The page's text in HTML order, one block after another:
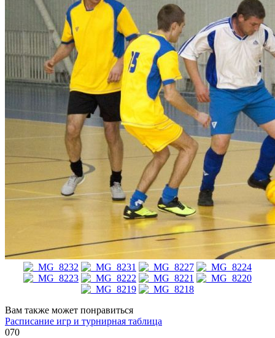
Вам также может понравиться
Расписание игр и турнирная таблица
070